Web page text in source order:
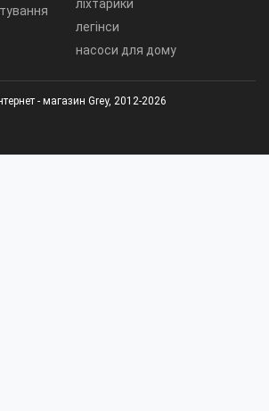
ліхтарики
легінси
насоси для дому
- магазин Grey, 2012-2026